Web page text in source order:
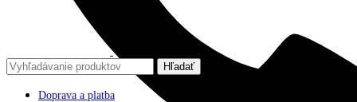
Hľadať
Doprava a platba